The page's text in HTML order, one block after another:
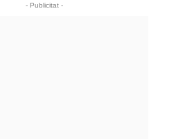
- Publicitat -